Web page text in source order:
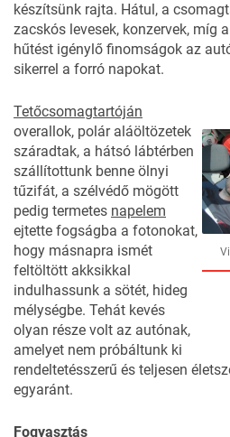
készítsünk rajta. Hátul, a
zacskós levesek, konzervek, míg
hűtést igénylő finomságok az
sikerrel a forró napokat.
Tetőcsomagtartóján
overallok, polár aláöltözetek
száradtak, a hátsó lábtérben
szállítottunk benne ölnyi
tűzifát, a szélvédő mögött
pedig termetes napelem
ejtette fogságba a fotonokat,
hogy másnapra ismét
feltöltött akksikkal
indulhassunk a sötét, hideg
mélységbe. Tehát kevés
olyan része volt az autónak,
amelyet nem próbáltunk ki
rendeltetésszerű és teljesen
egyaránt.
Fogyasztás